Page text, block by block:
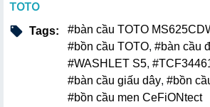
TOTO
Tags: #bàn cầu TOTO
#bồn cầu TOTO, #bàn cầu
#WASHLET S5,
#bàn cầu giấu dây, #bồn
#bồn cầu men CeFiONtect